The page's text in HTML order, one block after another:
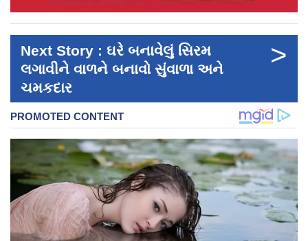
Next Story : ઘરે બનાવેલું સિરમ
લગાવીને વાળને બનાવો સુંવાળા અને
ચમકદાર
>